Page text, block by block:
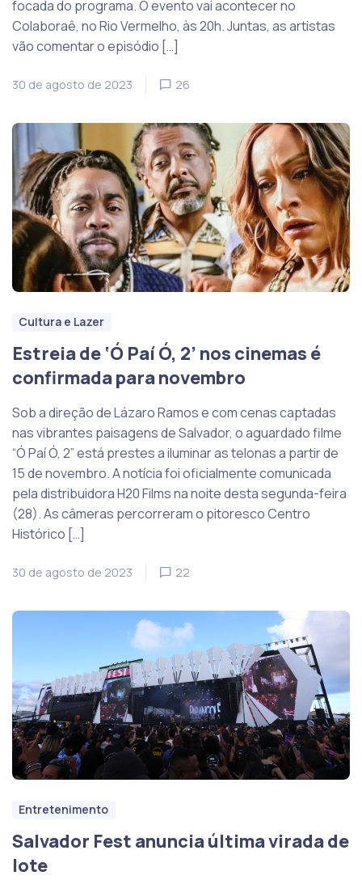
focada do programa. O evento vai acontecer no
Colaboraê, no Rio Vermelho, às 20h. Juntas, as artistas
vão comentar o episódio […]
30 de agosto de 2023 26
Cultura e Lazer
Estreia de ‘Ó Paí Ó, 2’ nos cinemas é
confirmada para novembro
Sob a direção de Lázaro Ramos e com cenas captadas
nas vibrantes paisagens de Salvador, o aguardado filme
“Ó Paí Ó, 2” está prestes a iluminar as telonas a partir de
15 de novembro. A notícia foi oficialmente comunicada
pela distribuidora H20 Films na noite desta segunda-feira
(28). As câmeras percorreram o pitoresco Centro
Histórico […]
30 de agosto de 2023 22
Entretenimento
Salvador Fest anuncia última virada de
lote